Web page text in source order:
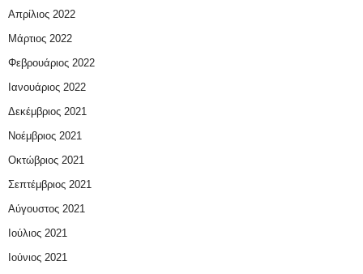
Απρίλιος 2022
Μάρτιος 2022
Φεβρουάριος 2022
Ιανουάριος 2022
Δεκέμβριος 2021
Νοέμβριος 2021
Οκτώβριος 2021
Σεπτέμβριος 2021
Αύγουστος 2021
Ιούλιος 2021
Ιούνιος 2021